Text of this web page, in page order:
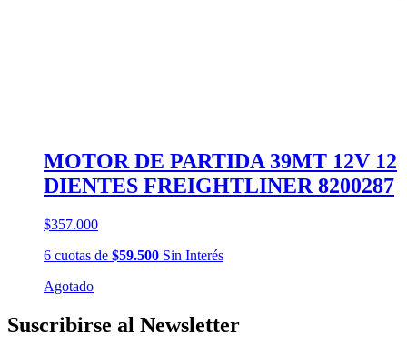
MOTOR DE PARTIDA 39MT 12V 12
DIENTES FREIGHTLINER 8200287
$357.000
6 cuotas de $59.500 Sin Interés
Agotado
Suscribirse al Newsletter